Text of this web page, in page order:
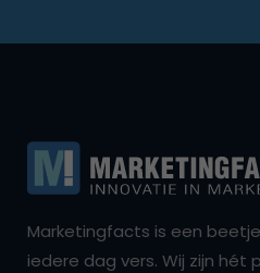
Marketingfacts is een
iedere dag vers. Wij zijn hét